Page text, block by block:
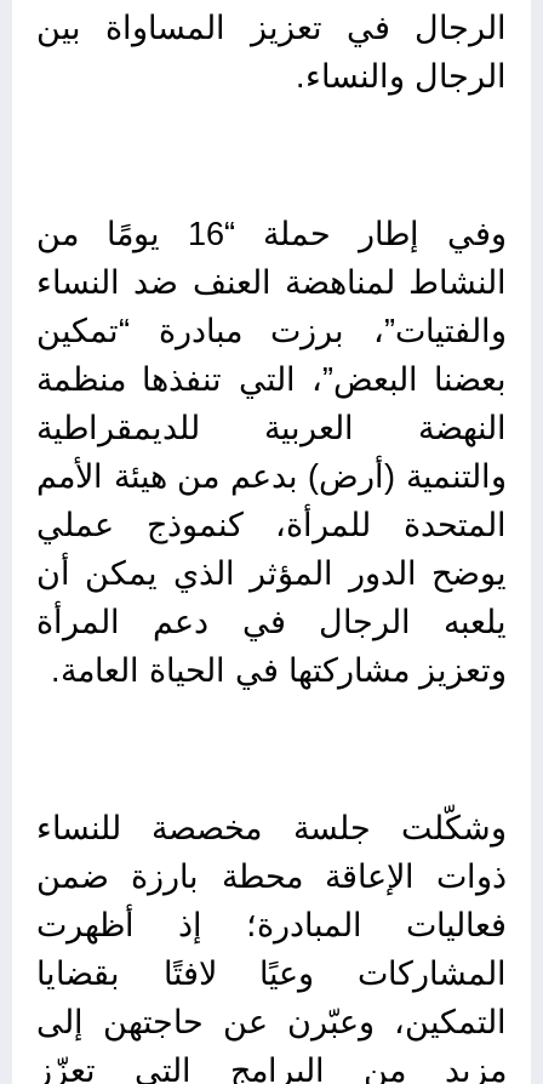
الرجال في تعزيز المساواة بين
الرجال والنساء.
وفي إطار حملة “16 يومًا من
النشاط لمناهضة العنف ضد النساء
والفتيات”، برزت مبادرة “تمكين
بعضنا البعض”، التي تنفذها منظمة
النهضة العربية للديمقراطية
والتنمية (أرض) بدعم من هيئة الأمم
المتحدة للمرأة، كنموذج عملي
يوضح الدور المؤثر الذي يمكن أن
يلعبه الرجال في دعم المرأة
وتعزيز مشاركتها في الحياة العامة.
وشكّلت جلسة مخصصة للنساء
ذوات الإعاقة محطة بارزة ضمن
فعاليات المبادرة؛ إذ أظهرت
المشاركات وعيًا لافتًا بقضايا
التمكين، وعبّرن عن حاجتهن إلى
مزيد من البرامج التي تعزّز